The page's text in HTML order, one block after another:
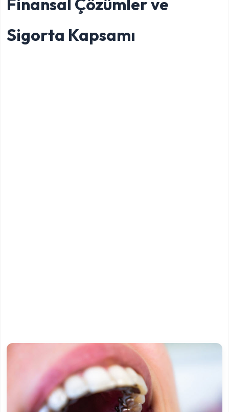
Finansal Çözümler ve
Sigorta Kapsamı